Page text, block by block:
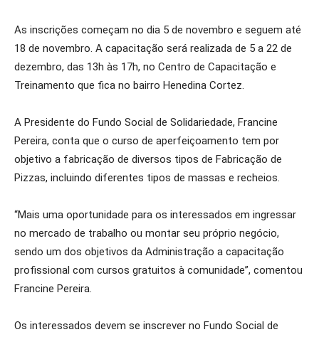
As inscrições começam no dia 5 de novembro e seguem até
18 de novembro. A capacitação será realizada de 5 a 22 de
dezembro, das 13h às 17h, no Centro de Capacitação e
Treinamento que fica no bairro Henedina Cortez.
A Presidente do Fundo Social de Solidariedade, Francine
Pereira, conta que o curso de aperfeiçoamento tem por
objetivo a fabricação de diversos tipos de Fabricação de
Pizzas, incluindo diferentes tipos de massas e recheios.
“Mais uma oportunidade para os interessados em ingressar
no mercado de trabalho ou montar seu próprio negócio,
sendo um dos objetivos da Administração a capacitação
profissional com cursos gratuitos à comunidade”, comentou
Francine Pereira.
Os interessados devem se inscrever no Fundo Social de